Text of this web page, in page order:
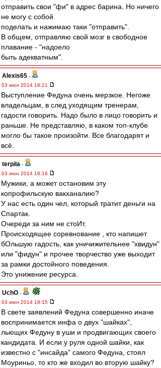
отправить свои "фи" в адрес барина. Но ничего
не могу с собой
поделать и нажимаю таки "отправить".
В общем, отправляю свой мозг в свободное
плавание - "надоело
быть адекватным".
Alexis65 -
03 июн 2014 18:21
Выступление Федуна очень мерзкое. Негоже
владельцам, в след уходящим тренерам,
гадости говорить. Надо было в лицо говорить и
раньше. Не представляю, в каком топ-клубе
могло бы такое произойти. Все благодарят и
всё.
terpila -
03 июн 2014 18:16
Мужики, а может остановим эту
копрофильскую вакханалию?
У нас есть один чел, который тратит деньги на
Спартак.
Очереди за ним не стоИт.
Происходящее соревнование , кто напишет
бОльшую гадость, как уничижительнее "хвидун"
или "фидун" и прочее творчество уже выходит
за рамки достойного поведения.
Это унижение ресурса.
UchO -
03 июн 2014 18:15
В свете заявлений Федуна совершенно иначе
воспринимается инфа о двух "шайках",
льющих Федуну в уши и продвигающих своего
кандидата. И если у руля одной шайки, как
известно с "инсайда" самого Федуна, стоял
Моуриньо, то кто же входил во вторую шайку?